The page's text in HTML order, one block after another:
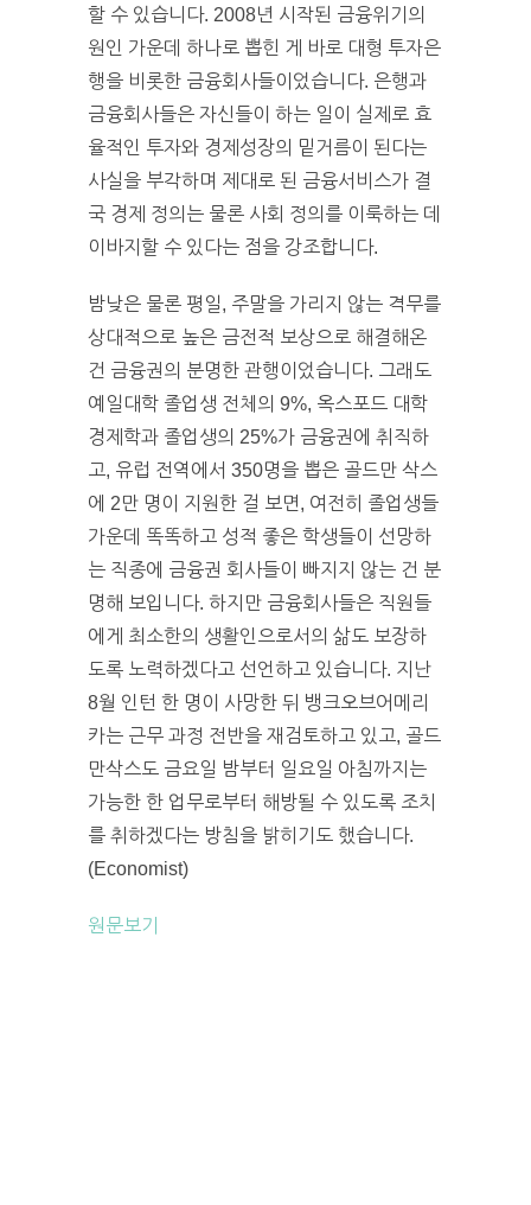
할 수 있습니다. 2008년 시작된 금융위기의
원인 가운데 하나로 뽑힌 게 바로 대형 투자은
행을 비롯한 금융회사들이었습니다. 은행과
금융회사들은 자신들이 하는 일이 실제로 효
율적인 투자와 경제성장의 밑거름이 된다는
사실을 부각하며 제대로 된 금융서비스가 결
국 경제 정의는 물론 사회 정의를 이룩하는 데
이바지할 수 있다는 점을 강조합니다.
밤낮은 물론 평일, 주말을 가리지 않는 격무를
상대적으로 높은 금전적 보상으로 해결해온
건 금융권의 분명한 관행이었습니다. 그래도
예일대학 졸업생 전체의 9%, 옥스포드 대학
경제학과 졸업생의 25%가 금융권에 취직하
고, 유럽 전역에서 350명을 뽑은 골드만 삭스
에 2만 명이 지원한 걸 보면, 여전히 졸업생들
가운데 똑똑하고 성적 좋은 학생들이 선망하
는 직종에 금융권 회사들이 빠지지 않는 건 분
명해 보입니다. 하지만 금융회사들은 직원들
에게 최소한의 생활인으로서의 삶도 보장하
도록 노력하겠다고 선언하고 있습니다. 지난
8월 인턴 한 명이 사망한 뒤 뱅크오브어메리
카는 근무 과정 전반을 재검토하고 있고, 골드
만삭스도 금요일 밤부터 일요일 아침까지는
가능한 한 업무로부터 해방될 수 있도록 조치
를 취하겠다는 방침을 밝히기도 했습니다.
(Economist)
원문보기